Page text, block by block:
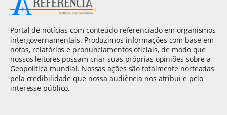
Portal de notícias com conteúdo referenciado em organismos
intergovernamentais. Produzimos informações com base em
notas, relatórios e pronunciamentos oficiais, de modo que
nossos leitores possam criar suas próprias opiniões sobre a
Geopolítica mundial. Nossas ações são totalmente norteadas
pela credibilidade que nossa audiência nos atribui e pelo
interesse público.